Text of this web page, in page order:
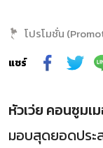
โปรโมชั่น
แชร์
หัวเว่ย คอนซูมเ
มอบสุดยอดประ